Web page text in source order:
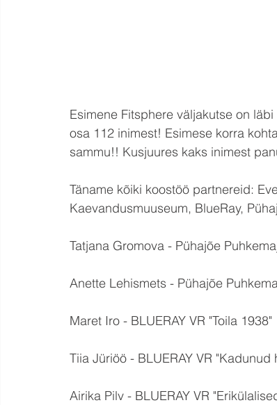
Esimene Fitsphere väljakutse on
osa 112 inimest! Esimese korra
sammu!! Kusjuures kaks inimest
Täname kõiki koostöö partnereid:
Kaevandusmuuseum, BlueRay,
Tatjana Gromova - Pühajõe
Anette Lehismets - Pühajõe
Maret Iro - BLUERAY VR "Toila 1938"
Tiia Jüriöö - BLUERAY VR
Airika Pilv - BLUERAY VR